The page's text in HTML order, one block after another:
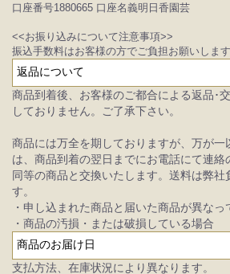
口座番号1880665 口座名義明日香園芸
<<お振り込みについて注意事項>>
振込手数料はお客様の方でご負担お願いします
返品について
商品到着後、お客様のご都合による返品･
しておりません。ご了承下さい。
商品には万全を期しておりますが、万が一
は、商品到着の翌日までにお電話にて連絡
同等の商品と交換いたします。送料は弊社
す。
・申し込まれた商品と届いた商品が異なっ
・商品の汚損・または破損している場合
商品のお届け日
支払方法、在庫状況により異なります。